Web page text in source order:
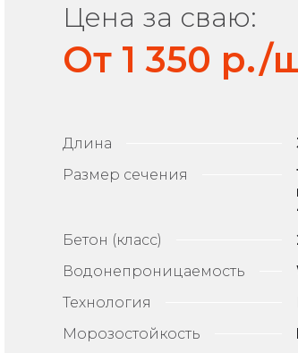
Цена за сваю:
От 1 350 р./
Длина
Размер сечения
Бетон (класс)
Водонепроницаемость
Технология
Морозостойкость